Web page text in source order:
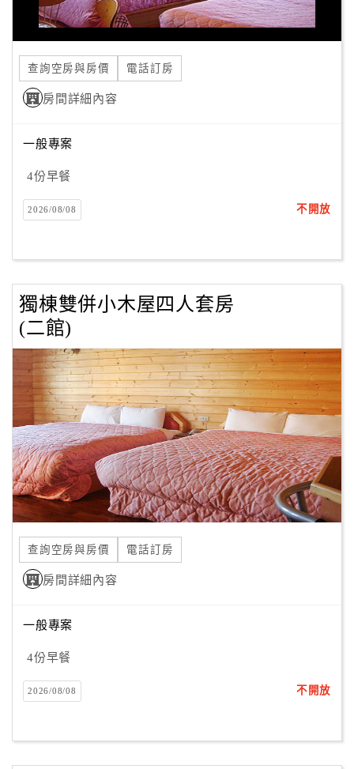
查詢空房與房價 電話訂房
房間詳細內容
一般專案
4份早餐
2026/08/08 不開放
獨棟雙併小木屋四人套房
(二館)
查詢空房與房價 電話訂房
房間詳細內容
一般專案
4份早餐
2026/08/08 不開放